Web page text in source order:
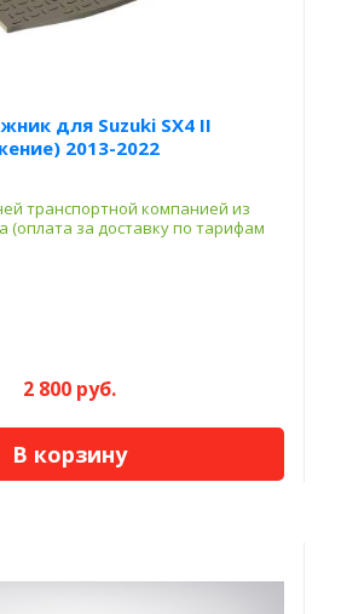
для Suzuki SX4 II
2013-2022
транспортной компанией из
(оплата за доставку по тарифам
2 800 руб.
В корзину